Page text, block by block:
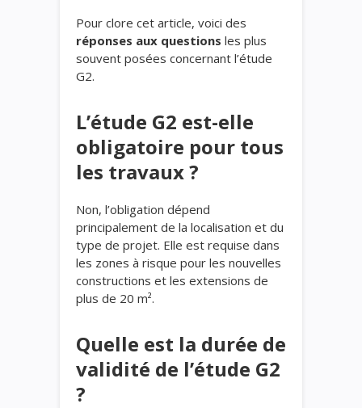
Pour clore cet article, voici des
réponses aux questions les plus
souvent posées concernant l’étude
G2.
L’étude G2 est-elle
obligatoire pour tous
les travaux ?
Non, l’obligation dépend
principalement de la localisation et du
type de projet. Elle est requise dans
les zones à risque pour les nouvelles
constructions et les extensions de
plus de 20 m².
Quelle est la durée de
validité de l’étude G2
?